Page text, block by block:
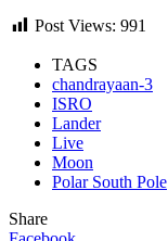
Post Views: 991
TAGS
chandrayaan-3
ISRO
Lander
Live
Moon
Polar South Pole
Share